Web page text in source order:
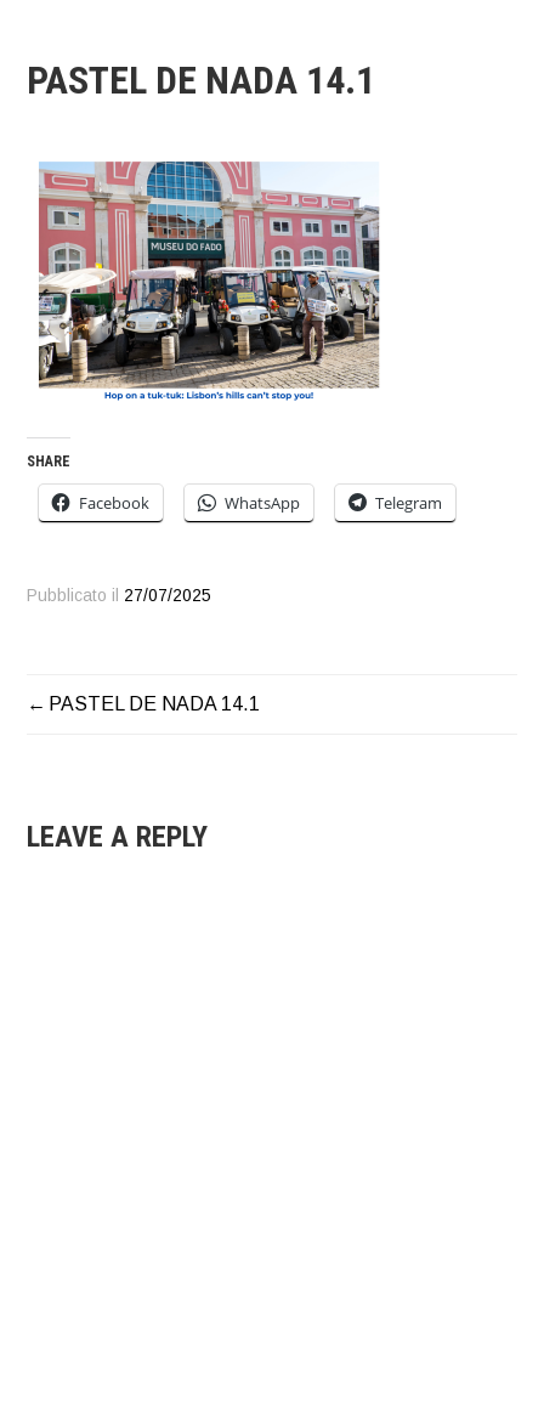
PASTEL DE NADA 14.1
SHARE
Facebook WhatsApp Telegram
Pubblicato il 27/07/2025
NAVIGAZIONE
PASTEL DE NADA 14.1
LEAVE A REPLY